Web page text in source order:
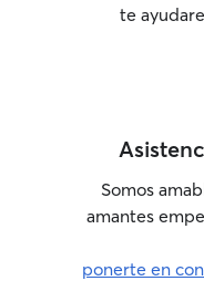
te
Somos
amantes
ponerte en